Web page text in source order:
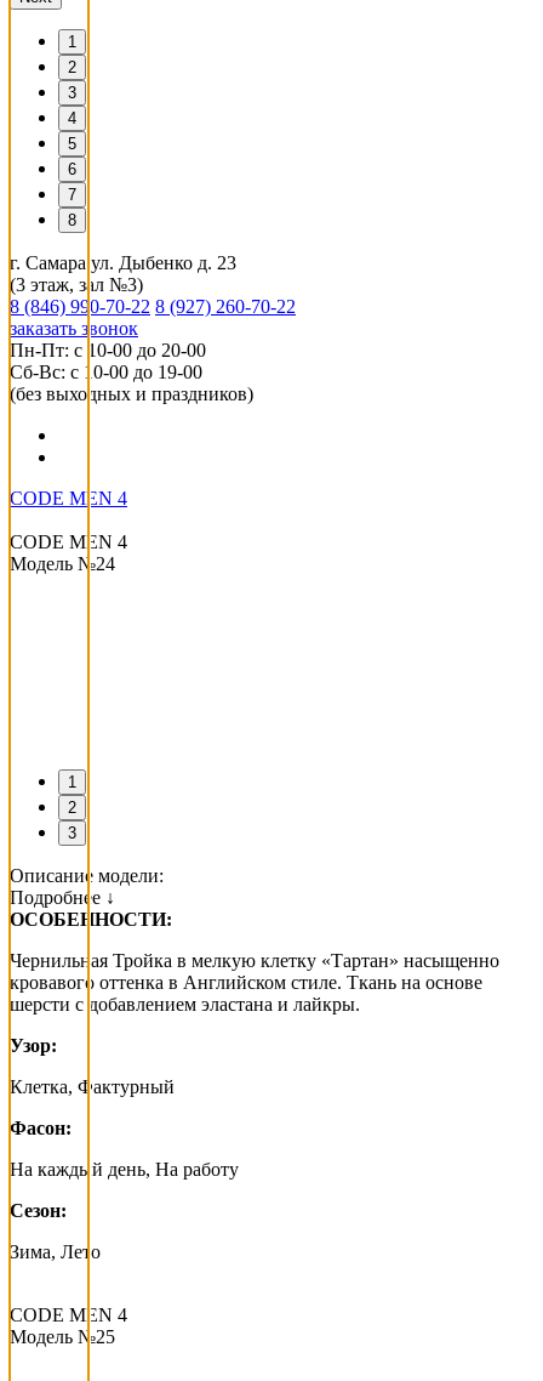
1
2
3
4
5
6
7
8
г. Самара ул. Дыбенко д. 23
(3 этаж, зал №3)
8 (846) 990-70-22 8 (927) 260-70-22
заказать звонок
Пн-Пт: с 10-00 до 20-00
Сб-Вс: с 10-00 до 19-00
(без выходных и праздников)
CODE MEN 4
CODE MEN 4
Модель №24
1
2
3
Описание модели:
Подробнее ↓
ОСОБЕННОСТИ:
Чернильная Тройка в мелкую клетку «Тартан» насыщенно
кровавого оттенка в Английском стиле. Ткань на основе
шерсти с добавлением эластана и лайкры.
Узор:
Клетка, Фактурный
Фасон:
На каждый день, На работу
Сезон:
Зима, Лето
CODE MEN 4
Модель №25